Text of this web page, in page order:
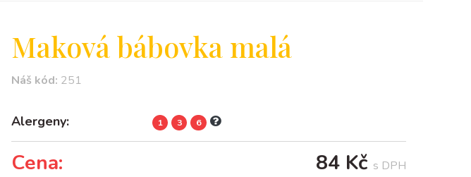
Maková bábovka malá
Náš kód: 251
Alergeny: 1 3 6
Cena: 84 Kč s DPH